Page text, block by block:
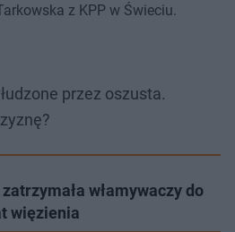
z KPP w Świeciu.
przez oszusta.
włamywaczy do
więzienia